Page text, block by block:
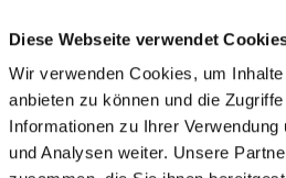
Diese Webseite verwendet
Wir verwenden Cookies, um
anbieten zu können und die
Informationen zu Ihrer
und Analysen weiter. Unsere